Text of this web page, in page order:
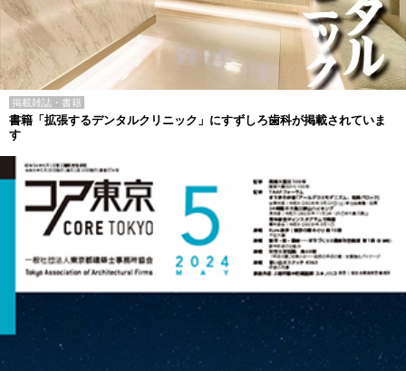
掲載雑誌・書籍
書籍「拡張するデンタルクリニック」にすずしろ歯科が掲載されていま
す